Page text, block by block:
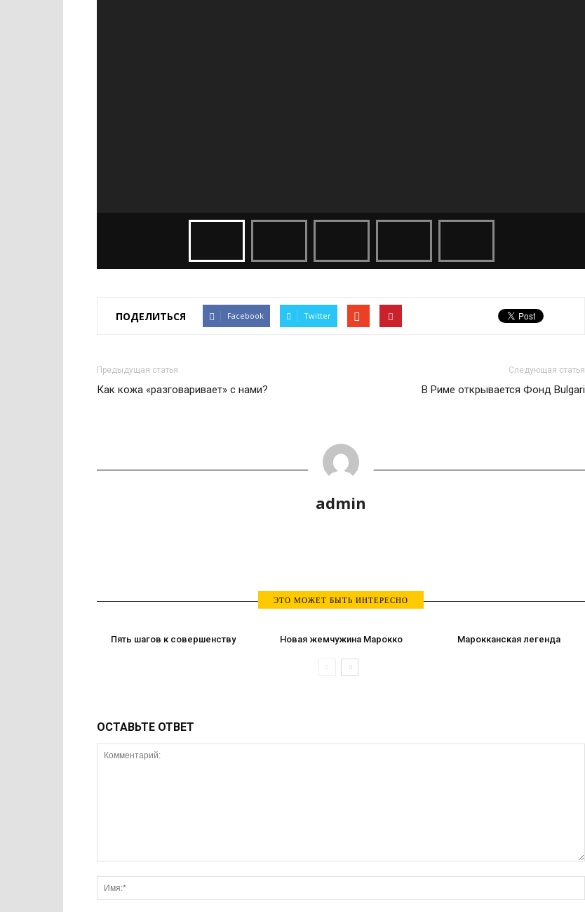
ПОДЕЛИТЬСЯ Facebook Twitter
Предыдущая статья
Как кожа «разговаривает» с нами?
Следующая статья
В Риме открывается Фонд Bulgari
admin
ЭТО МОЖЕТ БЫТЬ ИНТЕРЕСНО
Пять шагов к совершенству Новая жемчужина Марокко Марокканская легенда
ОСТАВЬТЕ ОТВЕТ